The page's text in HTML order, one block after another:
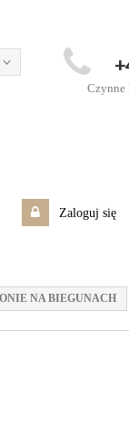
Czynne
Zaloguj się
NA BIEGUNACH